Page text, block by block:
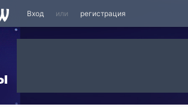
Вход или регистрация